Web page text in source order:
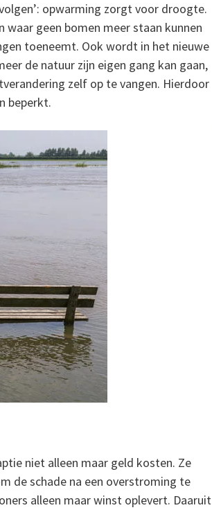
opwarming zorgt voor droogte.
geen bomen meer staan kunnen
toeneemt. Ook wordt in het nieuwe
de natuur zijn eigen gang kan gaan,
zelf op te vangen. Hierdoor
beperkt.
niet alleen maar geld kosten. Ze
de schade na een overstroming te
alleen maar winst oplevert. Daaruit